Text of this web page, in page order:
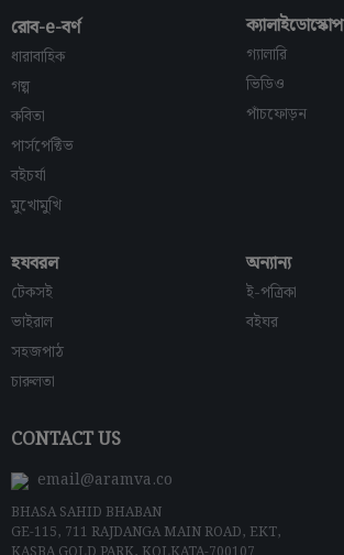
রোব-e-বর্ণ
ধারাবাহিক
গল্প
কবিতা
পার্সপেক্টিভ
বইচর্যা
মুখোমুখি
ক্যালাইডোস্কোপ
গ্যালারি
ভিডিও
পাঁচফোড়ন
হযবরল
টেকসই
ভাইরাল
সহজপাঠ
চারুলতা
অন্যান্য
ই-পত্রিকা
বইঘর
CONTACT US
email@aramva.co
BHASA SAHID BHABAN
GE-115, 711 RAJDANGA MAIN ROAD, EKT,